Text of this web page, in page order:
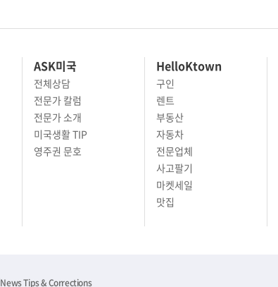
ASK미국
전체상담
전문가 칼럼
전문가 소개
미국생활 TIP
영주권 문호
HelloKtown
구인
렌트
부동산
자동차
전문업체
사고팔기
마켓세일
맛집
News Tips & Corrections